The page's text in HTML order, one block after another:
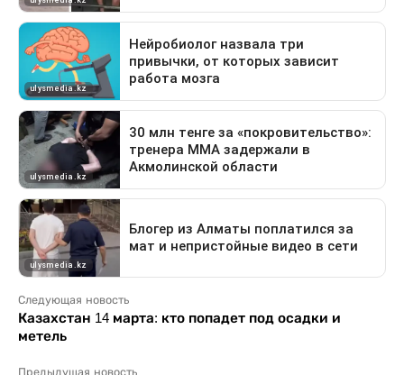
Следующая новость
Казахстан 14 марта: кто попадет под осадки и
метель